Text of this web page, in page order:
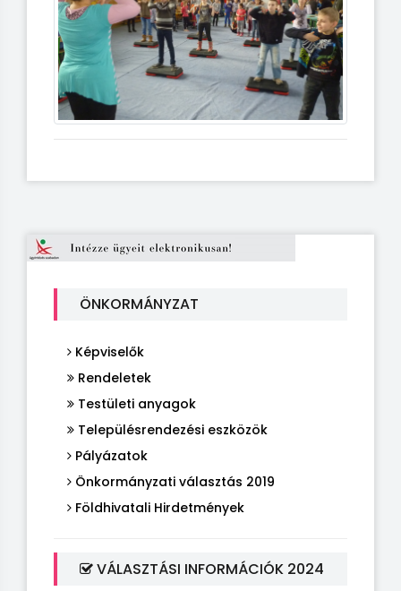
ÖNKORMÁNYZAT
Képviselők
Rendeletek
Testületi anyagok
Településrendezési eszközök
Pályázatok
Önkormányzati választás 2019
Földhivatali Hirdetmények
VÁLASZTÁSI INFORMÁCIÓK 2024